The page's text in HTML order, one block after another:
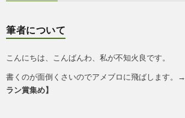
筆者について
こんにちは、こんばんわ、私が不知火良です。
書くのが面倒くさいのでアメブロに飛ばします。→
ラン賞集め】